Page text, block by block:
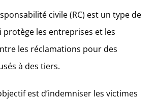
civile (RC) est un type de
les entreprises et les
les réclamations pour des
à des tiers.
est d’indemniser les victimes